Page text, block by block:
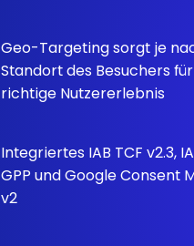
Geo-Targeting sorgt je
Standort des Besuchers
richtige Nutzererlebnis
Integriertes IAB TCF v2.3,
GPP und Google Consent
v2